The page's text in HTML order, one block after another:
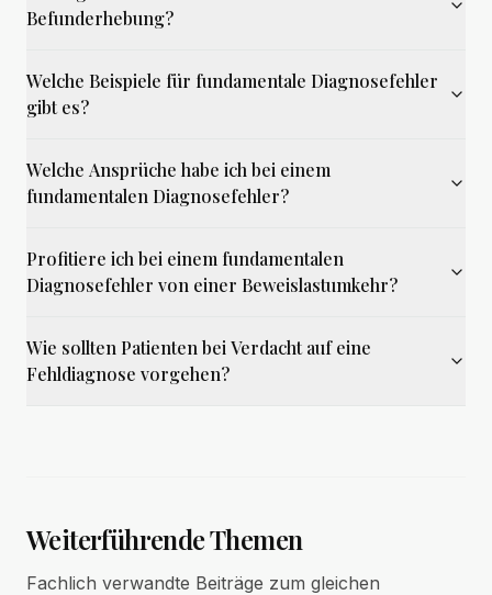
Befunderhebung?
Welche Beispiele für fundamentale Diagnosefehler
gibt es?
Welche Ansprüche habe ich bei einem
fundamentalen Diagnosefehler?
Profitiere ich bei einem fundamentalen
Diagnosefehler von einer Beweislastumkehr?
Wie sollten Patienten bei Verdacht auf eine
Fehldiagnose vorgehen?
Weiterführende Themen
Fachlich verwandte Beiträge zum gleichen